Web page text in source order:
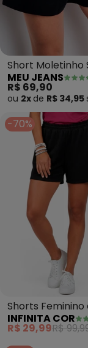
Short Moletinho
(Preto)
MEU JEANS
R$ 69,90
ou 2x de R$ 34,95
-70%
Shorts Feminino
(Preto)
INFINITA COR
R$ 29,99R$